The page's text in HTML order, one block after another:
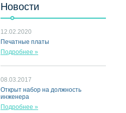
Новости
12.02.2020
Печатные платы
Подробнее »
08.03.2017
Открыт набор на должность
инженера
Подробнее »